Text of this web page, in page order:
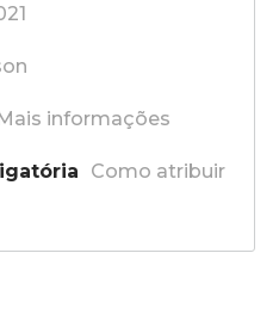
informações
Como atribuir